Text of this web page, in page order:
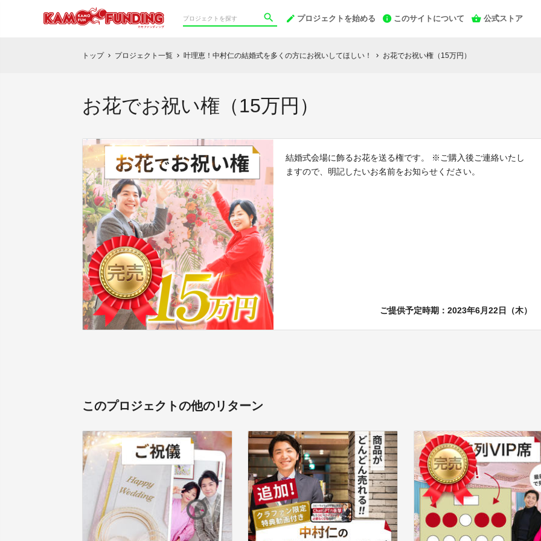
プロジェクトを始める このサイトについて 公式ストア
トップ chevron_right プロジェクト一覧 chevron_right 叶理恵！中村仁の結婚式を多くの方にお祝いしてほしい！ chevron_right お花でお祝い権（15万円）
お花でお祝い権（15万円）
結婚式会場に飾るお花を送る権です。 ※ご購入後ご連絡いたし
ますので、明記したいお名前をお知らせください。
ご提供予定時期：2023年6月22日（木）
このプロジェクトの他のリターン